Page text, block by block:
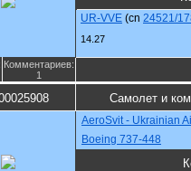
UR-VVE (cn 24521/
14.27
Комментариев:
1
Самолет и
AeroSvit - Ukrainian
Boeing 737-448